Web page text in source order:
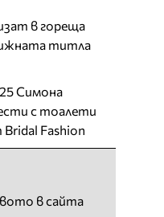
в гореща
титла
Симона
с тоалети
Fashion
в сайта